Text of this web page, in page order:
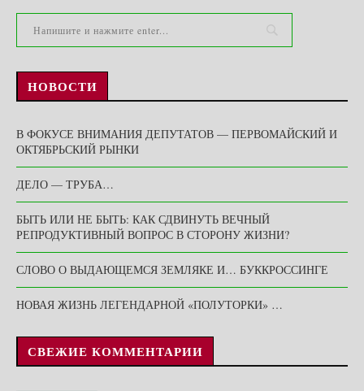
НОВОСТИ
В ФОКУСЕ ВНИМАНИЯ ДЕПУТАТОВ — ПЕРВОМАЙСКИЙ И
ОКТЯБРЬСКИЙ РЫНКИ
ДЕЛО — ТРУБА…
БЫТЬ ИЛИ НЕ БЫТЬ: КАК СДВИНУТЬ ВЕЧНЫЙ
РЕПРОДУКТИВНЫЙ ВОПРОС В СТОРОНУ ЖИЗНИ?
СЛОВО О ВЫДАЮЩЕМСЯ ЗЕМЛЯКЕ И… БУККРОССИНГЕ
НОВАЯ ЖИЗНЬ ЛЕГЕНДАРНОЙ «ПОЛУТОРКИ» …
СВЕЖИЕ КОММЕНТАРИИ